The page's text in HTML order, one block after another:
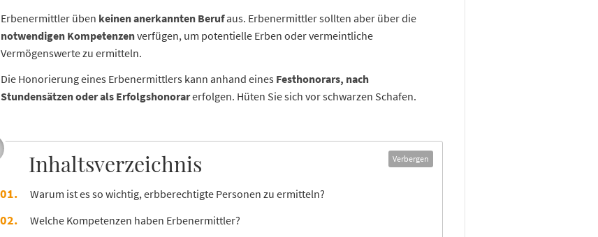
Erbenermittler üben keinen anerkannten Berufaus. Erbenermittler sollten aber über die
notwendigen Kompetenzenverfügen, um potentielle Erben oder vermeintliche
Vermögenswerte zu ermitteln.
Die Honorierung eines Erbenermittlers kann anhand eines Festhonorars, nach
Stundensätzen oder als Erfolgshonorarerfolgen. Hüten Sie sich vor schwarzen Schafen.
Inhaltsverzeichnis Verbergen
Warum ist es so wichtig, erbberechtigte Personen zu ermitteln?
Welche Kompetenzen haben Erbenermittler?